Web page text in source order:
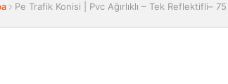
Pe Trafik Konisi | Pvc Ağırlıklı – Tek Reflektifli–